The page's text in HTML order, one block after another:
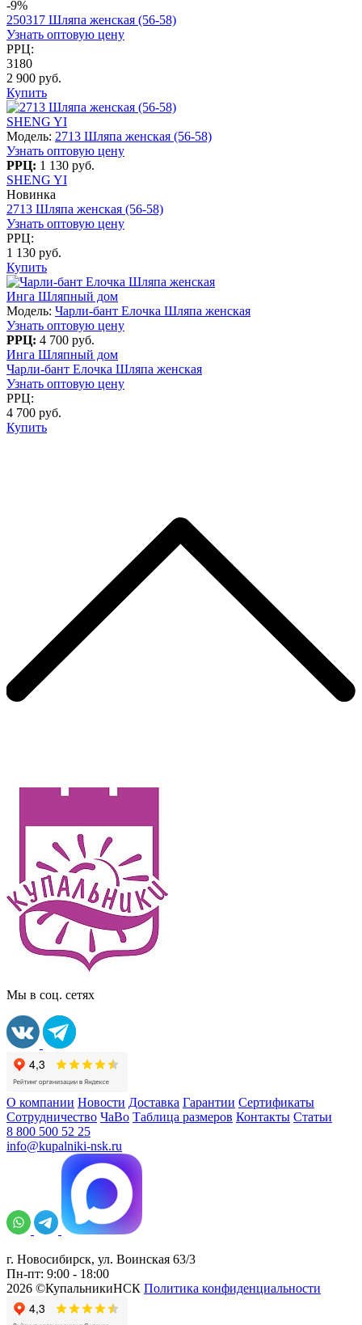
-9%
250317 Шляпа женская (56-58)
Узнать оптовую цену
РРЦ:
3180
2 900 руб.
Купить
SHENG YI
Модель: 2713 Шляпа женская (56-58)
Узнать оптовую цену
РРЦ: 1 130 руб.
SHENG YI
Новинка
2713 Шляпа женская (56-58)
Узнать оптовую цену
РРЦ:
1 130 руб.
Купить
Инга Шляпный дом
Модель: Чарли-бант Елочка Шляпа женская
Узнать оптовую цену
РРЦ: 4 700 руб.
Инга Шляпный дом
Чарли-бант Елочка Шляпа женская
Узнать оптовую цену
РРЦ:
4 700 руб.
Купить
Мы в соц. сетях
О компании Новости Доставка Гарантии Сертификаты
Сотрудничество ЧаВо Таблица размеров Контакты Статьи
8 800 500 52 25
info@kupalniki-nsk.ru
г. Новосибирск, ул. Воинская 63/3
Пн-пт: 9:00 - 18:00
2026 ©КупальникиНСК Политика конфиденциальности